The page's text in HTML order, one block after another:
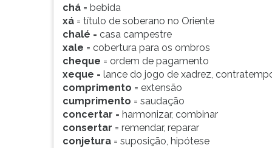
chá = bebida
xá = título de soberano no Oriente
chalé = casa campestre
xale = cobertura para os ombros
cheque = ordem de pagamento
xeque = lance do jogo de xadrez,
comprimento = extensão
cumprimento = saudação
concertar = harmonizar, combinar
consertar = remendar, reparar
conjetura = suposição, hipótese